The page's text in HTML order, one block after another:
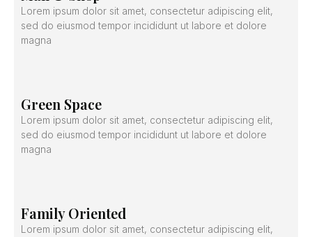
Lorem ipsum dolor sit amet, consectetur adipiscing elit,
sed do eiusmod tempor incididunt ut labore et dolore
magna
Green Space
Lorem ipsum dolor sit amet, consectetur adipiscing elit,
sed do eiusmod tempor incididunt ut labore et dolore
magna
Family Oriented
Lorem ipsum dolor sit amet, consectetur adipiscing elit,